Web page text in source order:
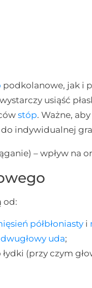
podkolanowe, jak i
usiąść
stóp. Ważne,
indywidualnej
– wpływ na
od:
półbłoniasty i
uda;
(przy czym